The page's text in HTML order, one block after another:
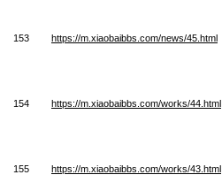
153 https://m.xiaobaibbs.com/news/45.html
154 https://m.xiaobaibbs.com/works/44.html
155 https://m.xiaobaibbs.com/works/43.html